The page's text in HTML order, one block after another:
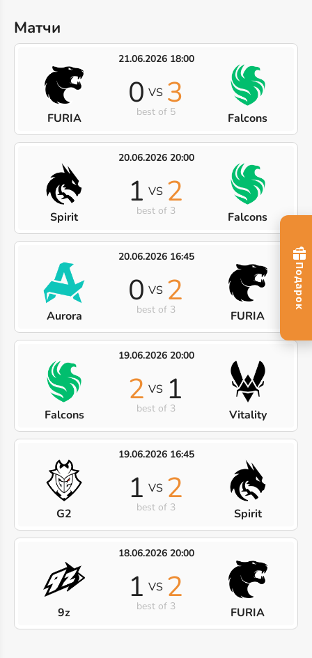
Матчи
21.06.2026 18:00
FURIA
0 VS 3
best of 5 Falcons
20.06.2026 20:00
Spirit
1 VS 2
best of 3 Falcons
20.06.2026 16:45
Aurora
0 VS 2
best of 3 FURIA
19.06.2026 20:00
Falcons
2 VS 1
best of 3 Vitality
19.06.2026 16:45
G2
1 VS 2
best of 3 Spirit
18.06.2026 20:00
9z
1 VS 2
best of 3 FURIA